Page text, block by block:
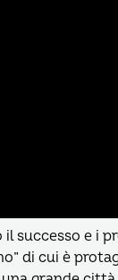
successo e i
di cui è